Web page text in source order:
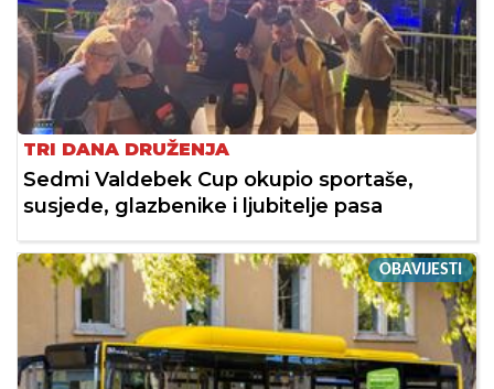
TRI DANA DRUŽENJA
Sedmi Valdebek Cup okupio sportaše,
susjede, glazbenike i ljubitelje pasa
OBAVIJESTI